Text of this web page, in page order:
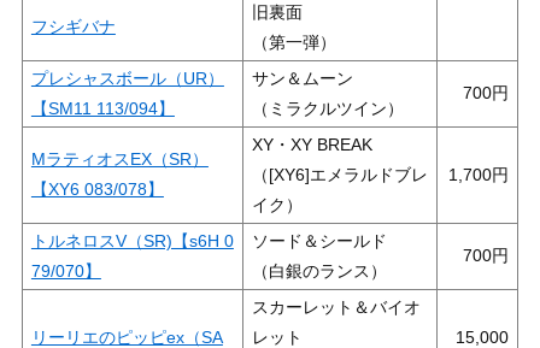
フシギバナ
旧裏面
（第一弾）
プレシャスボール（UR）
【SM11 113/094】
サン＆ムーン
（ミラクルツイン）
700
MラティオスEX（SR）
【XY6 083/078】
XY・XY BREAK
（[XY6]エメラルドブレ
イク）
1,700
トルネロスV（SR)【s6H 0
79/070】
ソード＆シールド
（白銀のランス）
700
リーリエのピッピex（SA
スカーレット＆バイオ
レット
15,000